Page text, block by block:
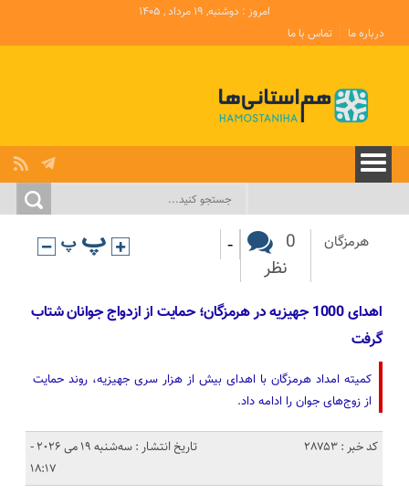
امروز : دوشنبه, ۱۹ مرداد , ۱۴۰۵
درباره ما
تماس با ما
هرمزگان
0
نظر
-
اهدای 1000 جهیزیه در هرمزگان؛ حمایت از ازدواج جوانان شتاب
گرفت
کمیته امداد هرمزگان با اهدای بیش از هزار سری جهیزیه، روند حمایت
از زوج‌های جوان را ادامه داد.
کد خبر : 28753
تاریخ انتشار : سه‌شنبه 19 می 2026 -
18:17